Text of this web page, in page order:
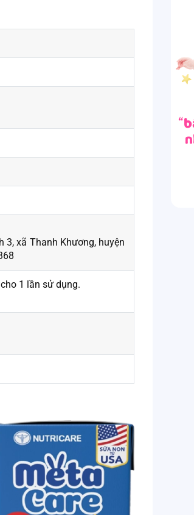
3, xã Thanh Khương, huyện
1 lần sử dụng.